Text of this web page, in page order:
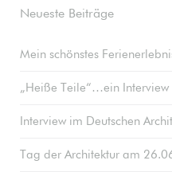
Neueste Beiträge
Mein schönstes
„Heiße Teile“…ein Interview
Interview im Deutschen
Tag der Architektur am